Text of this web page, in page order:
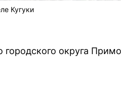
Кугуки
округа